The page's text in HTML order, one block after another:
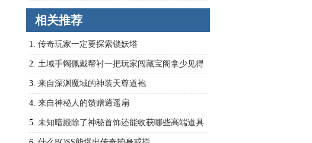
相关推荐
1. 传奇玩家一定要探索锁妖塔
2. 土域手镯佩戴帮衬一把玩家闯藏宝阁拿少见得
很奖励
3. 来自深渊魔域的神装天尊道袍
4. 来自神秘人的馈赠逍遥扇
5. 未知暗殿除了神秘首饰还能收获哪些高端道具